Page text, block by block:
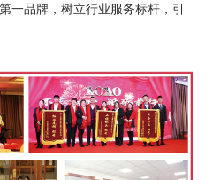
一品牌，树立行业服务标杆，引